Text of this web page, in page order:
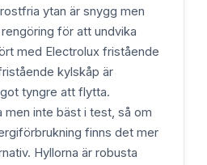
ytan är snygg men
för att undvika
med Electrolux fristående
kylskåp är
tyngre att flytta.
men inte bäst i test, så om
finns det mer
Hyllorna är robusta